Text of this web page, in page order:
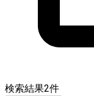
検索結果2件